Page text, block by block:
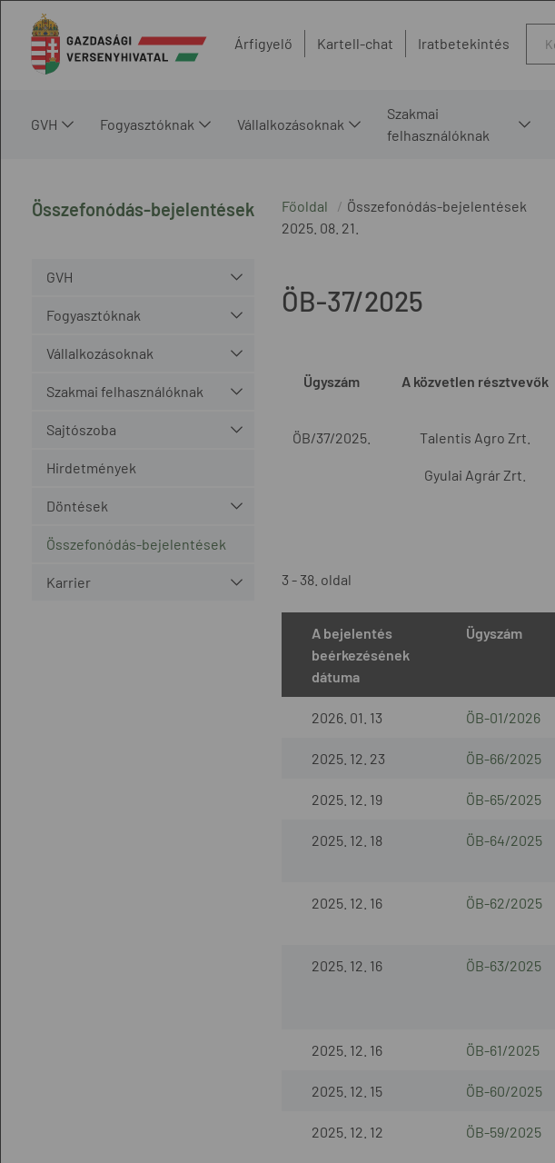
Árfigyelő Kartell-chat Iratbetekintés
GVH Fogyasztóknak Vállalkozásoknak
Szakmai
felhasználóknak
Összefonódás-bejelentések
GVH
Fogyasztóknak
Vállalkozásoknak
Szakmai felhasználóknak
Sajtószoba
Hirdetmények
Döntések
Összefonódás-bejelentések
Karrier
Főoldal
Összefonódás-bejelentések
2025. 08. 21.
ÖB-37/2025
Ügyszám A közvetlen résztvevők
ÖB/37/2025. Talentis Agro Zrt.
Gyulai Agrár Zrt.
3 - 38. oldal
A bejelentés
beérkezésének
dátuma
Ügyszám
2026. 01. 13 ÖB-01/2026
2025. 12. 23 ÖB-66/2025
2025. 12. 19 ÖB-65/2025
2025. 12. 18 ÖB-64/2025
2025. 12. 16 ÖB-62/2025
2025. 12. 16 ÖB-63/2025
2025. 12. 16 ÖB-61/2025
2025. 12. 15 ÖB-60/2025
2025. 12. 12 ÖB-59/2025